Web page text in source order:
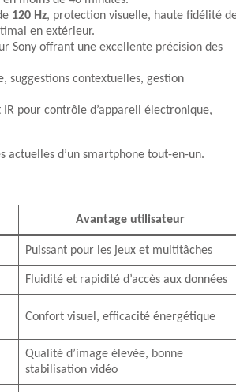
120 Hz, protection visuelle, haute fidélité
en extérieur.
Sony offrant une excellente précision des
suggestions contextuelles, gestion
IR pour contrôle d’appareil électronique,
actuelles d’un smartphone tout-en-un.
Avantage utilisateur
Puissant pour les jeux et multitâches
Fluidité et rapidité d’accès aux données
Confort visuel, efficacité énergétique
Qualité d’image élevée, bonne
stabilisation vidéo